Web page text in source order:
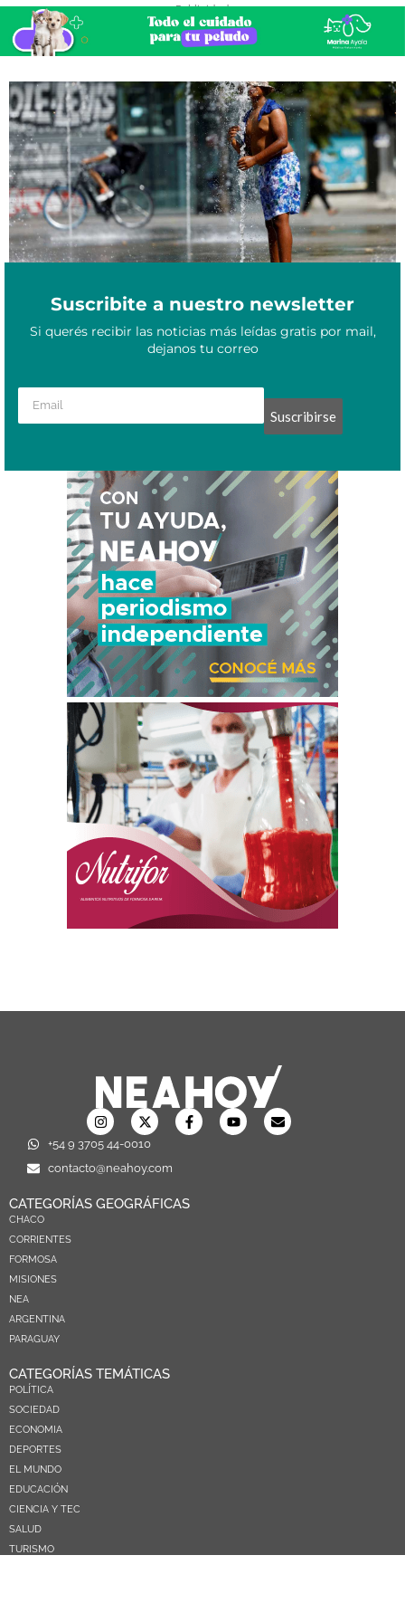
- Publicidad -
Mantenerse fresco sin electricidad: 8 tips para sobrevivir al calor
durante los cortes de luz
Enero 17, 2025
Suscribite a nuestro newsletter
Si querés recibir las noticias más leídas gratis por mail,
dejanos tu correo
Suscribirse
+54 9 3705 44-0010
contacto@neahoy.com
CATEGORÍAS GEOGRÁFICAS
CHACO
CORRIENTES
FORMOSA
MISIONES
NEA
ARGENTINA
PARAGUAY
CATEGORÍAS TEMÁTICAS
POLÍTICA
SOCIEDAD
ECONOMIA
DEPORTES
EL MUNDO
EDUCACIÓN
CIENCIA Y TEC
SALUD
TURISMO